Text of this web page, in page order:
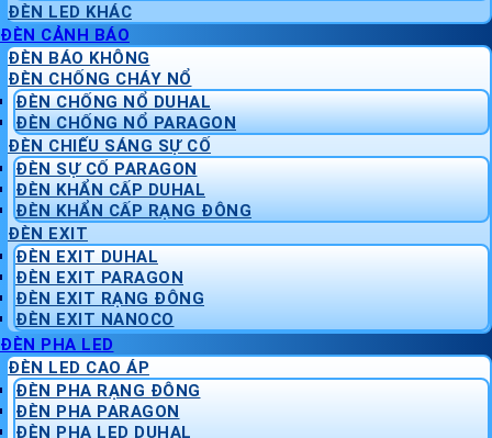
ĐÈN LED KHÁC
ĐÈN CẢNH BÁO
ĐÈN BÁO KHÔNG
ĐÈN CHỐNG CHÁY NỔ
ĐÈN CHỐNG NỔ DUHAL
ĐÈN CHỐNG NỔ PARAGON
ĐÈN CHIẾU SÁNG SỰ CỐ
ĐÈN SỰ CỐ PARAGON
ĐÈN KHẨN CẤP DUHAL
ĐÈN KHẨN CẤP RẠNG ĐÔNG
ĐÈN EXIT
ĐÈN EXIT DUHAL
ĐÈN EXIT PARAGON
ĐÈN EXIT RẠNG ĐÔNG
ĐÈN EXIT NANOCO
ĐÈN PHA LED
ĐÈN LED CAO ÁP
ĐÈN PHA RẠNG ĐÔNG
ĐÈN PHA PARAGON
ĐÈN PHA LED DUHAL